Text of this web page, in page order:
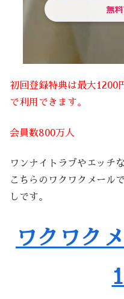
初回登録特典は最大
で利用できます。
会員数800万人
ワンナイトラブやエッチ
こちらのワクワクメール
しです。
ワクワク